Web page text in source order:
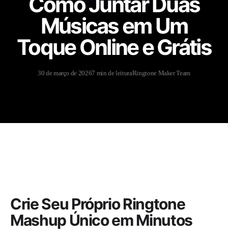
Músicas em Um
Toque Online e Grátis
30 de março de 20267 min de leituraRingtone Maker Team
Crie Seu Próprio Ringtone
Mashup Único em Minutos